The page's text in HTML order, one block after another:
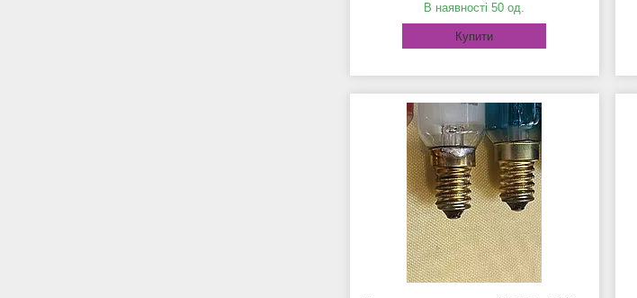
В наявності 50 од.
Купити